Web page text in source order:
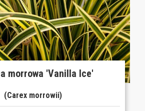
morrowa 'Vanilla Ice'
(Carex morrowii)